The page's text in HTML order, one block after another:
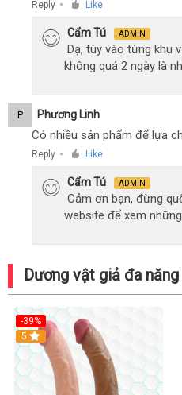
Reply ● Like
Cẩm Tú ADMIN
Dạ, tùy vào từng khu
không quá 2 ngày là
P Phương Linh
Có nhiều sản phẩm để lựa
Reply ● Like
Cẩm Tú ADMIN
Cảm ơn bạn, đừng
website để xem
Dương vật giả đa năng
-39%
Hot
5